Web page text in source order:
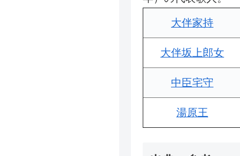
大伴家持
大伴坂上郎女
中臣宅守
湯原王